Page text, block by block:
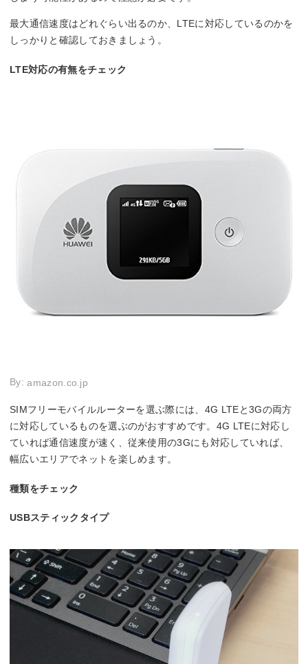
最大通信速度はどれぐらい出るのか、LTEに対応しているのかを
しっかりと確認しておきましょう。
LTE対応の有無をチェック
By:amazon.co.jp
SIMフリーモバイルルーターを選ぶ際には、4G LTEと3Gの両方
に対応しているものを選ぶのがおすすめです。4G LTEに対応し
ていれば通信速度が速く、従来使用の3Gにも対応していれば、
幅広いエリアでネットを楽しめます。
種類をチェック
USBスティックタイプ